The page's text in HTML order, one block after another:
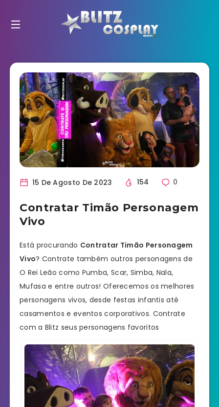
15 De Agosto De 2023 154 0
Contratar Timão Personagem
Vivo
Está procurando Contratar Timão Personagem
Vivo? Contrate também outros personagens de
O Rei Leão como Pumba, Scar, Simba, Nala,
Mufasa e entre outros! Oferecemos os melhores
personagens vivos, desde festas infantis até
casamentos e eventos corporativos. Contrate
com a Blitz seus personagens favoritos